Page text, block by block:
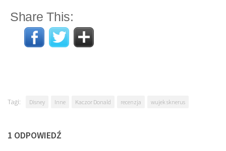
Share This:
Tagi: Disney Inne Kaczor Donald recenzja wujek sknerus
1 ODPOWIEDŹ